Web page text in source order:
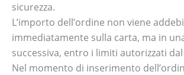
sicurezza.
L’importo dell’ordine non viene
immediatamente sulla carta, ma in
successiva, entro i limiti autorizzati
Nel momento di inserimento